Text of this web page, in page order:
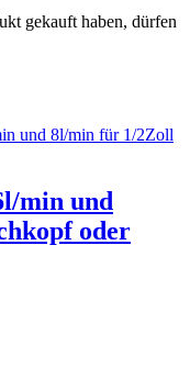
gekauft haben, dürfen
min und
oder